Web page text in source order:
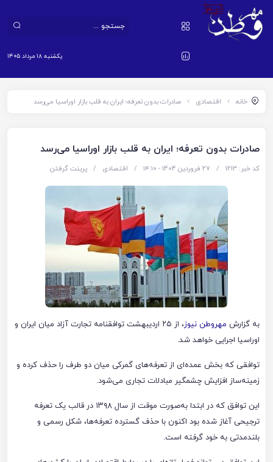
یکشنبه ۱۸ مرداد ۱۴۰۵
خانه اقتصادی صادرات بدون تعرفه؛ ایران به قلب بازار اوراسیا می‌رسد
صادرات بدون تعرفه؛ ایران به قلب بازار اوراسیا می‌رسد
کد خبر: 1213 / 27 فروردین 1404 - ۱۴:۱۰ / اقتصادی / پرینت گرفتن
به گزارش مهروطن نیوز
، از ۲۵ اردیبهشت‌ توافقنامه تجارت آزاد میان ایران و
اوراسیا اجرایی خواهد شد.
توافقی که بخش عمده‌ای از تعرفه‌های گمرکی میان دو طرف را حذف کرده و
زمینه‌ساز افزایش چشمگیر مبادلات تجاری می‌شود.
این توافق که در ابتدا به‌صورت موقت از سال ۱۳۹۸ در قالب یک تعرفه
ترجیحی آغاز شده بود اکنون با حذف گسترده تعرفه‌ها، شکل رسمی و
بلندمدتی به خود گرفته است.